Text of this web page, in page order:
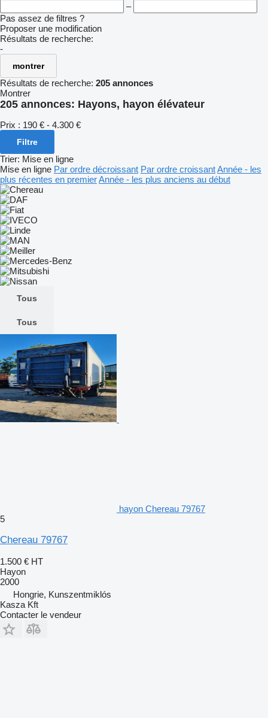
–
Pas assez de filtres ?
Proposer une modification
Résultats de recherche:
-
montrer
Résultats de recherche: 205 annonces
Montrer
205 annonces: Hayons, hayon élévateur
Prix : 190 € - 4.300 €
Filtre
Trier: Mise en ligne
Mise en ligne Par ordre décroissant Par ordre croissantAnnée - les
plus récentes en premierAnnée - les plus anciens au début
Tous
Tous
hayon Chereau 79767
5
Chereau 79767
1.500 € HT
Hayon
2000
Hongrie, Kunszentmiklós
Kasza Kft
Contacter le vendeur